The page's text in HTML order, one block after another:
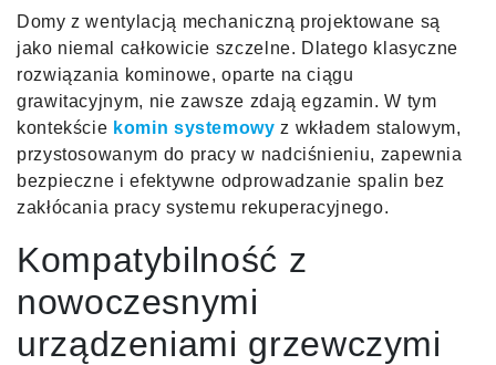
Domy z wentylacją mechaniczną projektowane są
jako niemal całkowicie szczelne. Dlatego klasyczne
rozwiązania kominowe, oparte na ciągu
grawitacyjnym, nie zawsze zdają egzamin. W tym
kontekście komin systemowy z wkładem stalowym,
przystosowanym do pracy w nadciśnieniu, zapewnia
bezpieczne i efektywne odprowadzanie spalin bez
zakłócania pracy systemu rekuperacyjnego.
Kompatybilność z
nowoczesnymi
urządzeniami grzewczymi